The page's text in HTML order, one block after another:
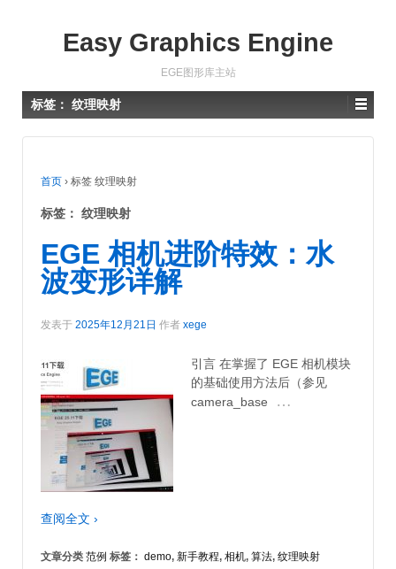
Easy Graphics Engine
EGE图形库主站
标签： 纹理映射
首页 › 标签 纹理映射
标签： 纹理映射
EGE 相机进阶特效：水
波变形详解
发表于 2025年12月21日 作者 xege
引言 在掌握了 EGE 相机模块
的基础使用方法后（参见
camera_base
…
查阅全文 ›
文章分类 范例 标签： demo, 新手教程, 相机, 算法, 纹理映射